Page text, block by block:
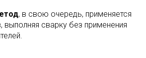
, в свою очередь, применяется
выполняя сварку без применения